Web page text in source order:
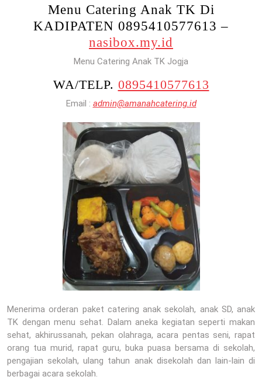
Menu Catering Anak TK Di
KADIPATEN 0895410577613 –
nasibox.my.id
Menu Catering Anak TK Jogja
WA/TELP. 0895410577613
Email : admin@amanahcatering.id
Menerima orderan paket catering anak sekolah, anak SD, anak
TK dengan menu sehat. Dalam aneka kegiatan seperti makan
sehat, akhirussanah, pekan olahraga, acara pentas seni, rapat
orang tua murid, rapat guru, buka puasa bersama di sekolah,
pengajian sekolah, ulang tahun anak disekolah dan lain-lain di
berbagai acara sekolah.